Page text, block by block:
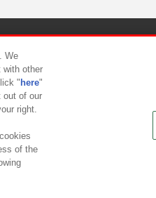
対応方針
We
with other
" here"
out of our
right.
of the